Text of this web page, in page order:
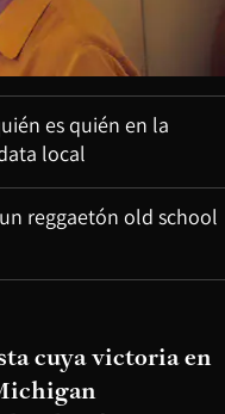
es quién en la
local
reggaetón old school
cuya victoria en